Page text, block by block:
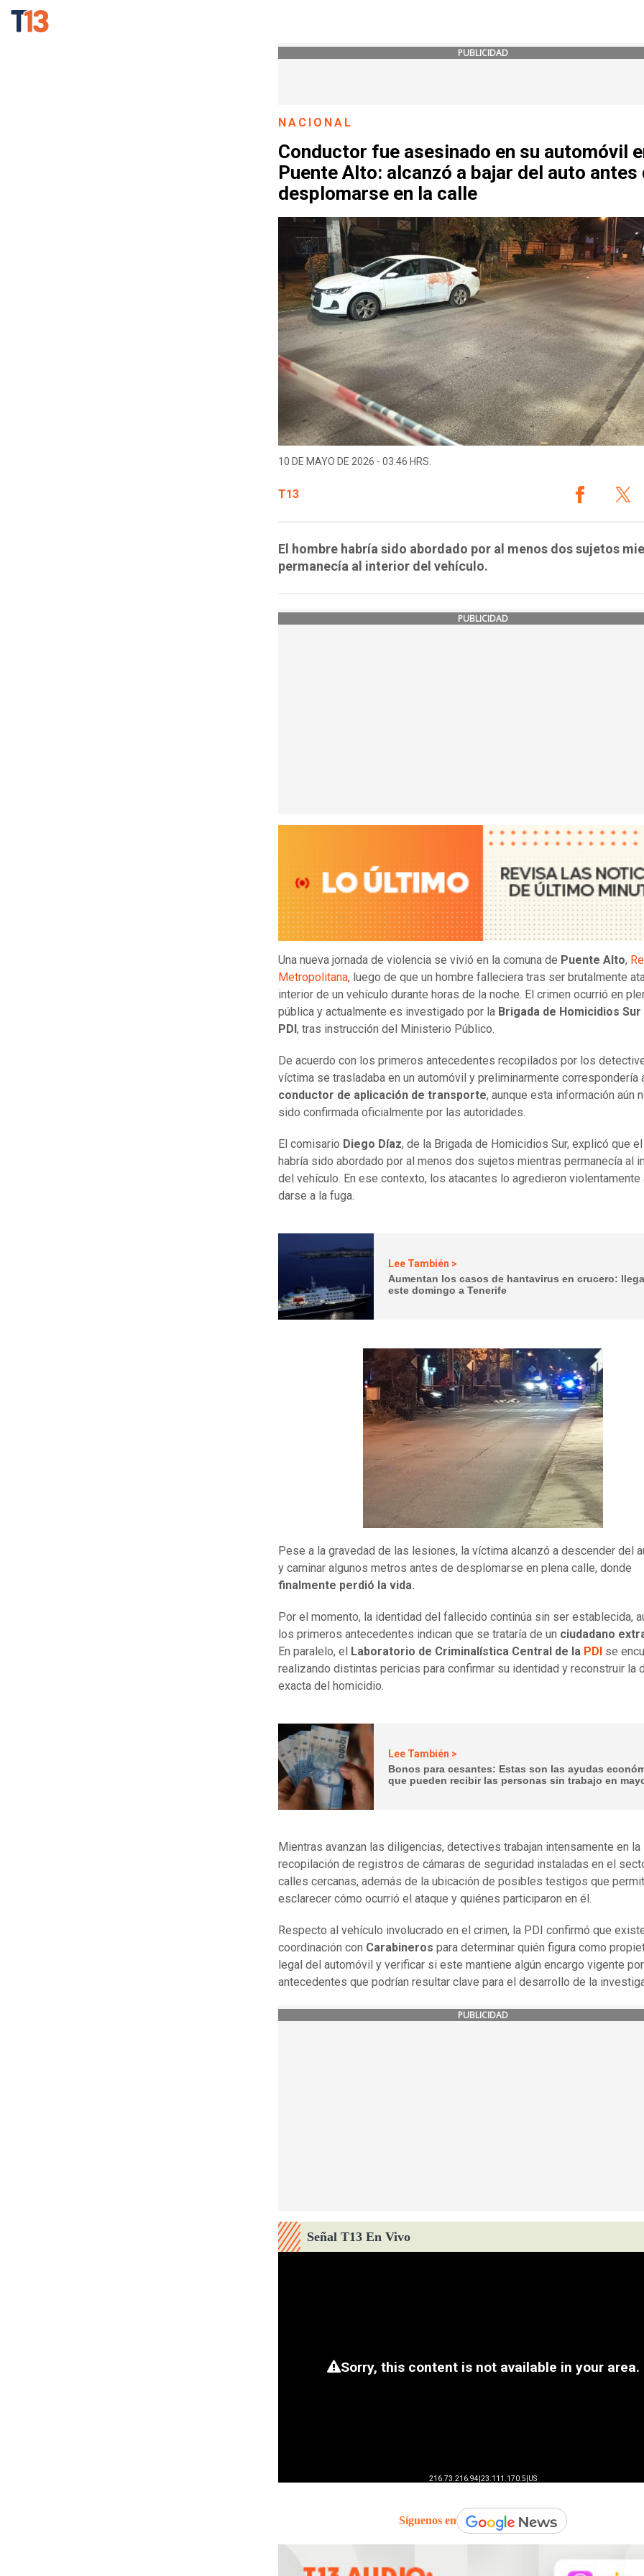
PUBLICIDAD
NACIONAL
Conductor fue asesinado en su automóvil
Puente Alto: alcanzó a bajar del auto antes
desplomarse en la calle
10 DE MAYO DE 2026 - 03:46 HRS.
T13
El hombre habría sido abordado por al menos dos sujetos
permanecía al interior del vehículo.
PUBLICIDAD
Una nueva jornada de violencia se vivió en la comuna de Puente Alto,
Metropolitana, luego de que un hombre falleciera tras ser brutalmente
interior de un vehículo durante horas de la noche. El crimen ocurrió en
pública y actualmente es investigado por la Brigada de Homicidios Sur
PDI , tras instrucción del Ministerio Público.
De acuerdo con los primeros antecedentes recopilados por los
víctima se trasladaba en un automóvil y preliminarmente correspondería
conductor de aplicación de transporte, aunque esta información aún
sido confirmada oficialmente por las autoridades.
El comisario Diego Díaz, de la Brigada de Homicidios Sur, explicó que
habría sido abordado por al menos dos sujetos mientras permanecía al
del vehículo. En ese contexto, los atacantes lo agredieron violentamente
darse a la fuga.
Lee También >
Aumentan los casos de hantavirus en crucero:
este domingo a Tenerife
Pese a la gravedad de las lesiones, la víctima alcanzó a descender del
y caminar algunos metros antes de desplomarse en plena calle, donde
finalmente perdió la vida.
Por el momento, la identidad del fallecido continúa sin ser establecida,
los primeros antecedentes indican que se trataría de un ciudadano
En paralelo, el
Laboratorio de Criminalística Central de la PDI se
realizando distintas pericias para confirmar su identidad y reconstruir la
exacta del homicidio.
Lee También >
Bonos para cesantes: Estas son las ayudas
que pueden recibir las personas sin trabajo en
Mientras avanzan las diligencias, detectives trabajan intensamente en la
recopilación de registros de cámaras de seguridad instaladas en el
calles cercanas, además de la ubicación de posibles testigos que
esclarecer cómo ocurrió el ataque y quiénes participaron en él.
Respecto al vehículo involucrado en el crimen, la PDI confirmó que
coordinación con Carabineros para determinar quién figura como
legal del automóvil y verificar si este mantiene algún encargo vigente
antecedentes que podrían resultar clave para el desarrollo de la
PUBLICIDAD
Señal T13 En Vivo
Síguenos en